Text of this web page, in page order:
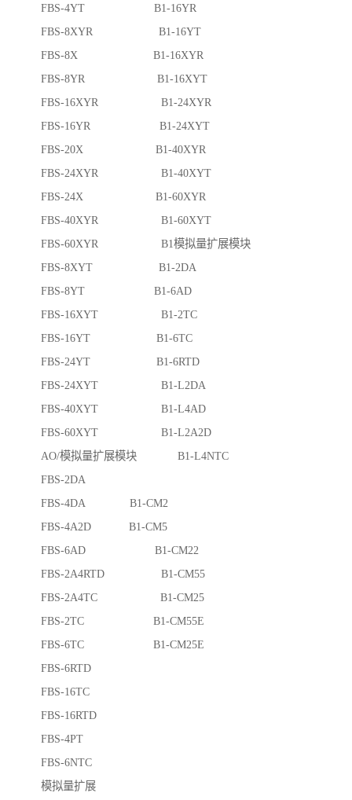
FBS-4YT B1-16YR
FBS-8XYR B1-16YT
FBS-8X B1-16XYR
FBS-8YR B1-16XYT
FBS-16XYR B1-24XYR
FBS-16YR B1-24XYT
FBS-20X B1-40XYR
FBS-24XYR B1-40XYT
FBS-24X B1-60XYR
FBS-40XYR B1-60XYT
FBS-60XYR B1模拟量扩展模块
FBS-8XYT B1-2DA
FBS-8YT B1-6AD
FBS-16XYT B1-2TC
FBS-16YT B1-6TC
FBS-24YT B1-6RTD
FBS-24XYT B1-L2DA
FBS-40XYT B1-L4AD
FBS-60XYT B1-L2A2D
AO/模拟量扩展模块 B1-L4NTC
FBS-2DA
FBS-4DA B1-CM2
FBS-4A2D B1-CM5
FBS-6AD B1-CM22
FBS-2A4RTD B1-CM55
FBS-2A4TC B1-CM25
FBS-2TC B1-CM55E
FBS-6TC B1-CM25E
FBS-6RTD
FBS-16TC
FBS-16RTD
FBS-4PT
FBS-6NTC
模拟量扩展